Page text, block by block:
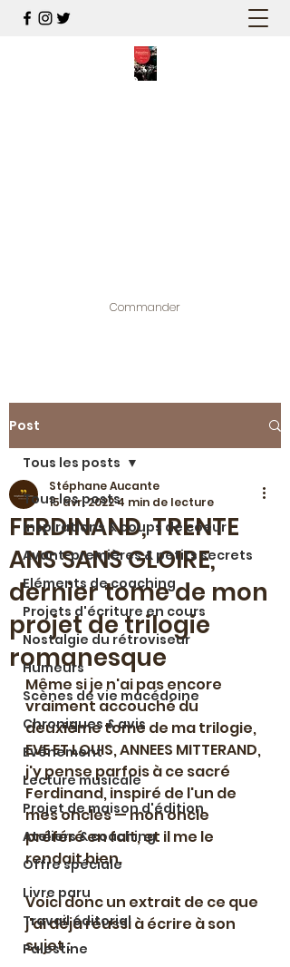
Commander
Post
Tous les posts
Inspirations & coups de coeur
Avant-premières & petits secrets
Eléments de coaching
Projets d'écriture en cours
Nostalgie du rétroviseur
Humeurs
Scènes de vie macédoine
Chroniques & avis
Evénement
Lecture musicale
Projet de maison d'édition
Ateliers & coaching
Offre spéciale
Livre paru
Travail éditorial
Palestine
Tous les posts
FERDINAND, TRENTE
ANS SANS GLOIRE,
dernier tome de mon
projet de trilogie
romanesque
Stéphane Aucante
15 avr. 20224 min de lecture
Même si je n'ai pas encore
vraiment accouché du
deuxième tome de ma trilogie,
EVE ET LOUIS, ANNEES MITTERAND,
j'y pense parfois à ce sacré
Ferdinand, inspiré de l'un de
mes oncles — mon oncle
préféré en fait, et il me le
rendait bien.
Voici donc un extrait de ce que
j'ai déjà réussi à écrire à son
sujet :